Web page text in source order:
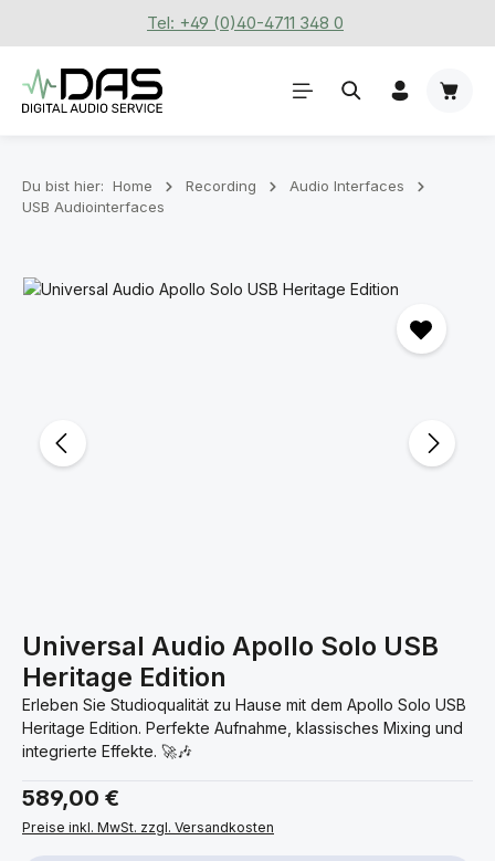
Zum Hauptinhalt springenTel: +49 (0)40-4711 348 0
Du bist hier: Home Recording
Audio Interfaces
USB Audiointerfaces
Bildergalerie überspringen
Universal Audio Apollo Solo USB
Heritage Edition
Erleben Sie Studioqualität zu Hause mit dem Apollo Solo USB
Heritage Edition. Perfekte Aufnahme, klassisches Mixing und
integrierte Effekte. 🚀🎶
Regulärer Preis:
589,00 €
Preise inkl. MwSt. zzgl. Versandkosten